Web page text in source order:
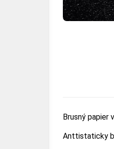
Brusný papier
Anttistaticky